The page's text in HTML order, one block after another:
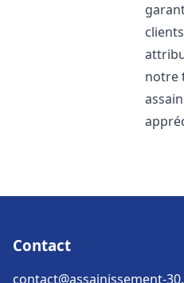
notre
Contact
contact@assainissement-